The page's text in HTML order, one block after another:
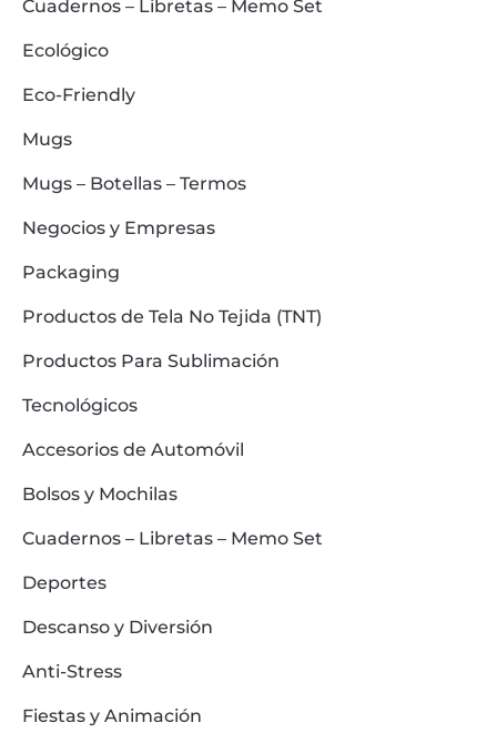
Cuadernos – Libretas – Memo Set
Ecológico
Eco-Friendly
Mugs
Mugs – Botellas – Termos
Negocios y Empresas
Packaging
Productos de Tela No Tejida (TNT)
Productos Para Sublimación
Tecnológicos
Accesorios de Automóvil
Bolsos y Mochilas
Cuadernos – Libretas – Memo Set
Deportes
Descanso y Diversión
Anti-Stress
Fiestas y Animación